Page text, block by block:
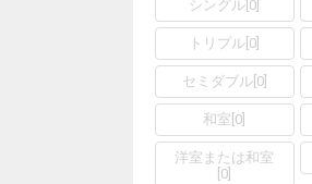
シングル 0
トリプル 0
セミダブル[ 0]
和室 0
洋室または和室
0